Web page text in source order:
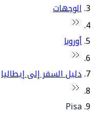
الوجهات
أوروبا
دليل السفر إلى إيطاليا
Pisa